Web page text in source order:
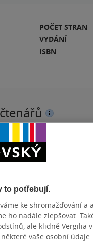
POČET STRAN
VYDÁNÍ
ISBN
KNIHY
to potřebují.
ke shromažďování a
ho nadále zlepšovat.
ale klidně Vergilia
vaše osobní údaje.